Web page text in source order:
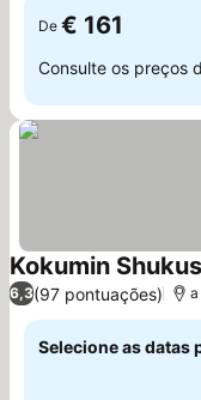
De € 161
Consulte os preços
Kokumin
6,3(97 pontuações)
Selecione as datas